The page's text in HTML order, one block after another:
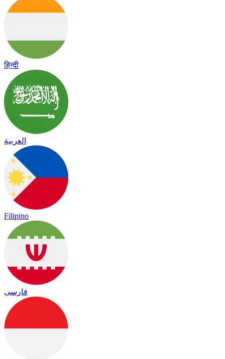
हिन्दी
العربية
Filipino
فارسی